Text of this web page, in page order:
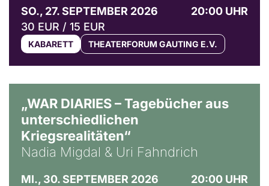
SO., 27. SEPTEMBER 2026
20:00 UHR
30 EUR / 15 EUR
KABARETT THEATERFORUM GAUTING E.V.
„WAR DIARIES – Tagebücher aus
unterschiedlichen
Kriegsrealitäten“
Nadia Migdal & Uri Fahndrich
MI., 30. SEPTEMBER 2026
20:00 UHR